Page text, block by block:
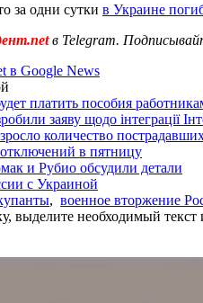
за одни сутки в Украине
в Telegram.
в Google News
платить пособия
заяву щодо інтеграції
количество
в пятницу
и Рубио обсудили детали
с Украиной
, военное вторжение
выделите необходимый